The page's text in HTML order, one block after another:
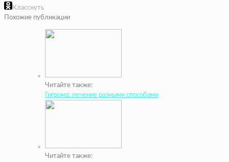
Класснуть
Похожие публикации
Читайте также:
Гигрома: лечение разными способами
Читайте также: